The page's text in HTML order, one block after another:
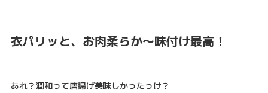
衣パリッと、お肉柔らか〜味付け最高！
あれ？潤和って唐揚げ美味しかったっけ？